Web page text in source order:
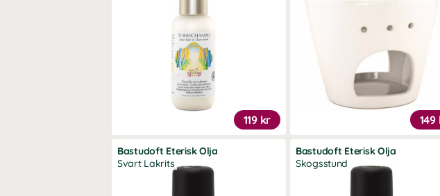
119 kr 149
Bastudoft Eterisk Olja
Svart Lakrits
Bastudoft Eterisk Olja
Skogsstund